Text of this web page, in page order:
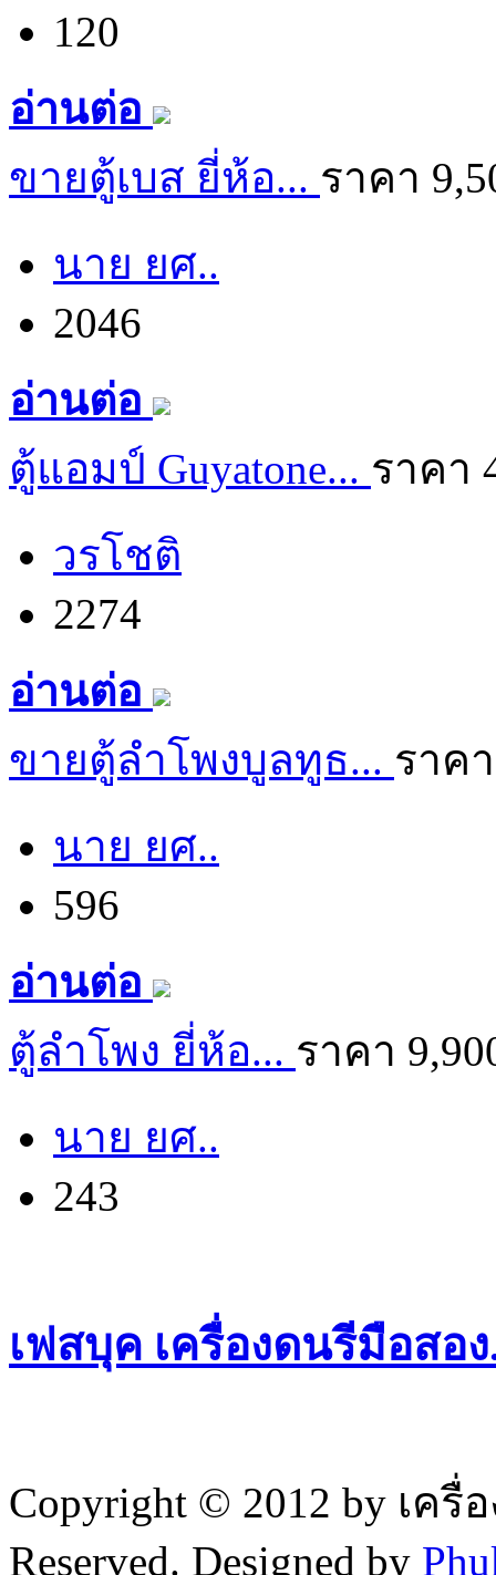
120
อ่านต่อ
ขายตู้เบส ยี่ห้อ... ราคา
นาย ยศ..
2046
อ่านต่อ
ตู้แอมป์ Guyatone... ราคา
วรโชติ
2274
อ่านต่อ
ขายตู้ลำโพงบูลทูธ... ราค
นาย ยศ..
596
อ่านต่อ
ตู้ลำโพง ยี่ห้อ... ราคา
นาย ยศ..
243
เฟสบุค เครื่องดนรีมือสอง
Copyright © 2012 by เค
Reserved. Designed by